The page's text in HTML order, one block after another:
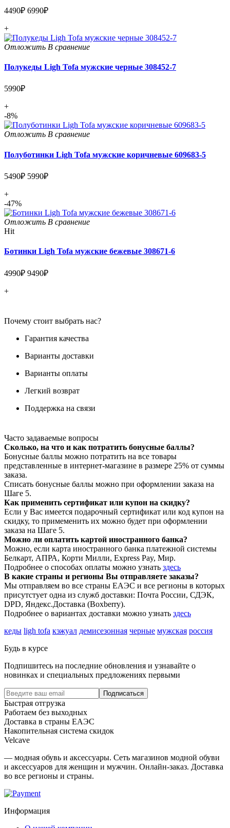
4490₽ 6990₽
+
Отложить В сравнение
Полукеды Ligh Tofa мужские черные 308452-7
5990₽
+
-8%
Отложить В сравнение
Полуботинки Ligh Tofa мужские коричневые 609683-5
5490₽ 5990₽
+
-47%
Отложить В сравнение
Hit
Ботинки Ligh Tofa мужские бежевые 308671-6
4990₽ 9490₽
+
Почему стоит выбрать нас?
Гарантия качества
Варианты доставки
Варианты оплаты
Легкий возврат
Поддержка на связи
Часто задаваемые вопросы
Сколько, на что и как потратить бонусные баллы?
Бонусные баллы можно потратить на все товары
представленные в интернет-магазине в размере 25% от суммы
заказа.
Списать бонусные баллы можно при оформлении заказа на
Шаге 5.
Как применить сертификат или купон на скидку?
Если у Вас имеется подарочный сертификат или код купон на
скидку, то примеменить их можно будет при оформлении
заказа на Шаге 5.
Можно ли оплатить картой иностранного банка?
Можно, если карта иностранного банка платежной системы
Белкарт, АПРА, Корти Милли, Express Pay, Мир.
Подробнее о способах оплаты можно узнать здесь
В какие страны и регионы Вы отправляете заказы?
Мы отправляем во все страны ЕАЭС и все регионы в которых
присутстует одна из служб доставки: Почта России, СДЭК,
DPD, Яндекс.Доставка (Boxberry).
Подробнее о вариантах доставки можно узнать здесь
кеды ligh tofa кэжуал демисезонная черные мужская россия
Будь в курсе
Подпишитесь на последние обновления и узнавайте о
новинках и специальных предложениях первыми
Подписаться
Быстрая отгрузка
Работаем без выходных
Доставка в страны ЕАЭС
Накопительная система скидок
Velcave
— модная обувь и аксессуары. Сеть магазинов модной обуви
и аксессуаров для женщин и мужчин. Онлайн-заказ. Доставка
во все регионы и страны.
Информация